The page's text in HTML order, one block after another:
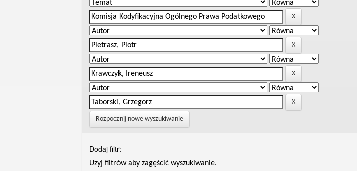
Rozpocznij nowe wyszukiwanie
Dodaj filtr:
Uzyj filtrów aby zagęścić wyszukiwanie.